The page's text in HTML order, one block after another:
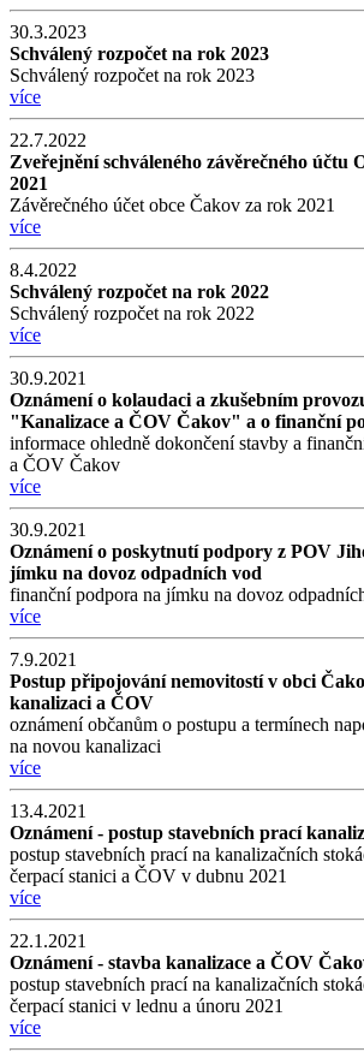
30.3.2023
Schválený rozpočet na rok 2023
Schválený rozpočet na rok 2023
více
22.7.2022
Zveřejnění schváleného závěrečného účtu
2021
Závěrečného účet obce Čakov za rok 2021
více
8.4.2022
Schválený rozpočet na rok 2022
Schválený rozpočet na rok 2022
více
30.9.2021
Oznámení o kolaudaci a zkušebním
"Kanalizace a ČOV Čakov" a o finanční
informace ohledně dokončení stavby a
a ČOV Čakov
více
30.9.2021
Oznámení o poskytnutí podpory z POV
jímku na dovoz odpadních vod
finanční podpora na jímku na dovoz
více
7.9.2021
Postup připojování nemovitostí v obci
kanalizaci a ČOV
oznámení občanům o postupu a termínech
na novou kanalizaci
více
13.4.2021
Oznámení - postup stavebních prací
postup stavebních prací na kanalizačních
čerpací stanici a ČOV v dubnu 2021
více
22.1.2021
Oznámení - stavba kanalizace a ČOV
postup stavebních prací na kanalizačních
čerpací stanici v lednu a únoru 2021
více